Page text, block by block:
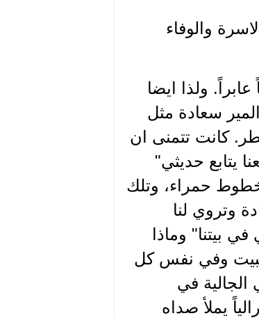
والوفاء
ولذا ايضا
سعادة مثل
كانت تتمنى ان
يتابع حديثي"
حمراء، وتلك
وتروي لنا
بيتنا" وماذا
وفي نفس كل
في الجالية في
يملأ صداه